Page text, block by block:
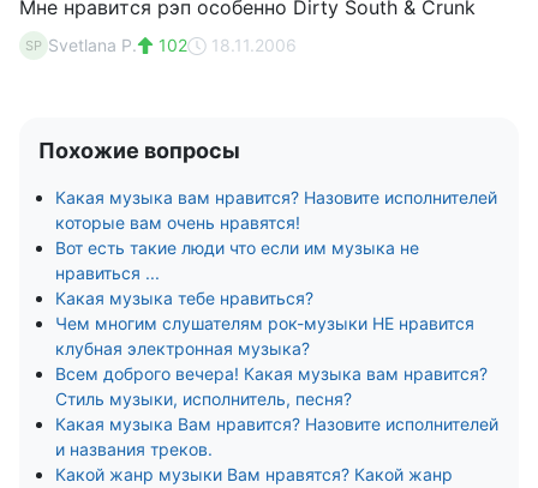
Мне нравится рэп особенно Dirty South & Crunk
SP Svetlana P. 102 18.11.2006
Похожие вопросы
Какая музыка вам нравится? Назовите исполнителей
которые вам очень нравятся!
Вот есть такие люди что если им музыка не
нравиться ...
Какая музыка тебе нравиться?
Чем многим слушателям рок-музыки НЕ нравится
клубная электронная музыка?
Всем доброго вечера! Какая музыка вам нравится?
Стиль музыки, исполнитель, песня?
Какая музыка Вам нравится? Назовите исполнителей
и названия треков.
Какой жанр музыки Вам нравятся? Какой жанр